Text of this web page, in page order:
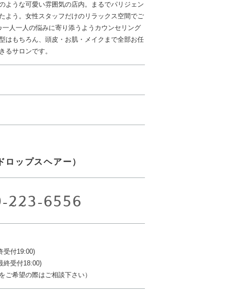
ような可愛い雰囲気の店内。まるでパリジェン
よう。女性スタッフだけのリラックス空間でご
一人一人の悩みに寄り添うようカウンセリング
はもちろん、頭皮・お肌・メイクまで全部お任
るサロンです。
ップスヘアー）
223-6556
受付19:00)
終受付18:00)
ご希望の際はご相談下さい）